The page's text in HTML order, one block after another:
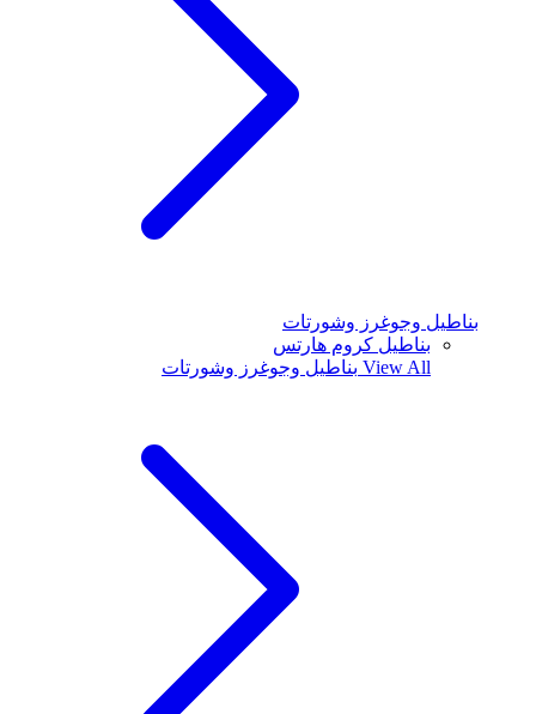
بناطيل وجوغرز وشورتات
بناطيل كروم هارتس
View All بناطيل وجوغرز وشورتات